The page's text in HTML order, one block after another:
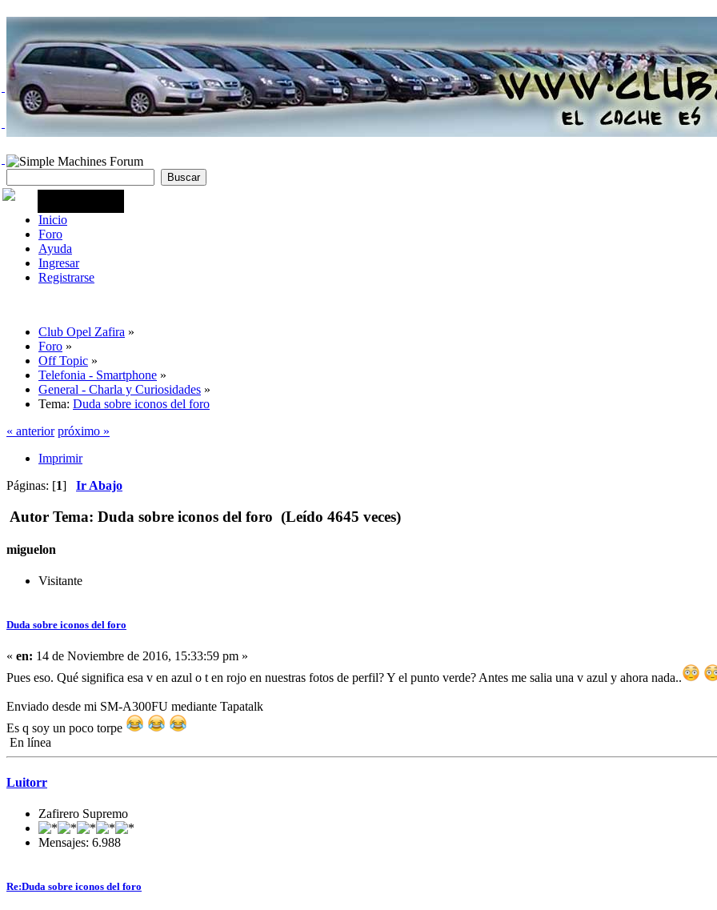
Inicio
Foro
Ayuda
Ingresar
Registrarse
Club Opel Zafira »
Foro »
Off Topic »
Telefonia - Smartphone »
General - Charla y Curiosidades »
Tema: Duda sobre iconos del foro
« anterior próximo »
Imprimir
Páginas: [1] Ir Abajo
Autor Tema: Duda sobre iconos del foro (Leído 4645 veces)
miguelon
Visitante
Duda sobre iconos del foro
« en: 14 de Noviembre de 2016, 15:33:59 pm »
Pues eso. Qué significa esa v en azul o t en rojo en nuestras fotos de perfil? Y el punto verde? Antes me salia una v azul y ahora nada..
Enviado desde mi SM-A300FU mediante Tapatalk
Es q soy un poco torpe
En línea
Luitorr
Zafirero Supremo
Mensajes: 6.988
Re:Duda sobre iconos del foro